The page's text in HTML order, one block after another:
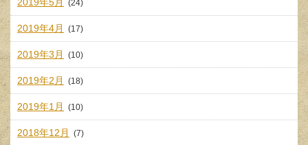
(24)
2019年4月 (17)
2019年3月 (10)
2019年2月 (18)
2019年1月 (10)
2018年12月 (7)